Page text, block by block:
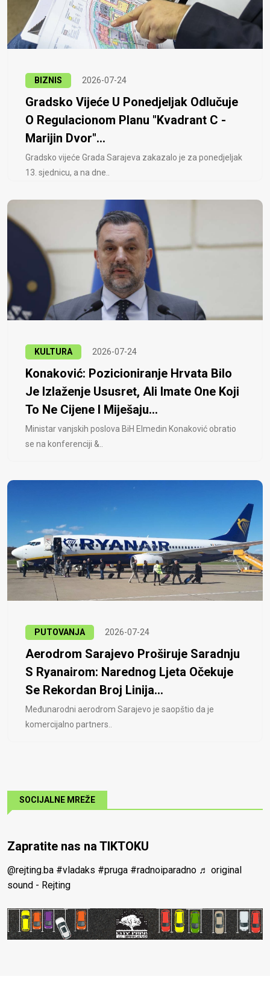
BIZNIS 2026-07-24
Gradsko Vijeće U Ponedjeljak Odlučuje
O Regulacionom Planu "Kvadrant C -
Marijin Dvor"...
Gradsko vijeće Grada Sarajeva zakazalo je za ponedjeljak
13. sjednicu, a na dne..
KULTURA 2026-07-24
Konaković: Pozicioniranje Hrvata Bilo
Je Izlaženje Ususret, Ali Imate One Koji
To Ne Cijene I Miješaju...
Ministar vanjskih poslova BiH Elmedin Konaković obratio
se na konferenciji &..
PUTOVANJA 2026-07-24
Aerodrom Sarajevo Proširuje Saradnju
S Ryanairom: Narednog Ljeta Očekuje
Se Rekordan Broj Linija...
Međunarodni aerodrom Sarajevo je saopštio da je
komercijalno partners..
SOCIJALNE MREŽE
Zapratite nas na TIKTOKU
@rejting.ba #vladaks #pruga #radnoiparadno ♬ original
sound - Rejting